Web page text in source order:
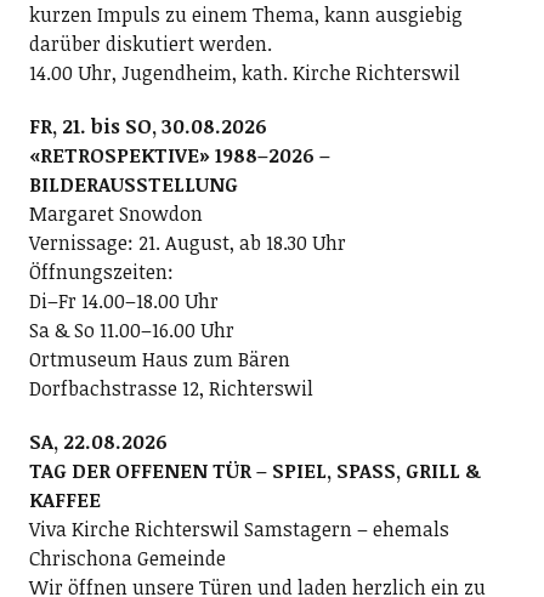
kurzen Impuls zu einem Thema, kann ausgiebig
darüber diskutiert werden.
14.00 Uhr, Jugendheim, kath. Kirche Richterswil
FR, 21. bis SO, 30.08.2026
«RETROSPEKTIVE» 1988–2026 –
BILDERAUSSTELLUNG
Margaret Snowdon
Vernissage: 21. August, ab 18.30 Uhr
Öffnungszeiten:
Di–Fr 14.00–18.00 Uhr
Sa & So 11.00–16.00 Uhr
Ortmuseum Haus zum Bären
Dorfbachstrasse 12, Richterswil
SA, 22.08.2026
TAG DER OFFENEN TÜR – SPIEL, SPASS, GRILL &
KAFFEE
Viva Kirche Richterswil Samstagern – ehemals
Chrischona Gemeinde
Wir öffnen unsere Türen und laden herzlich ein zu